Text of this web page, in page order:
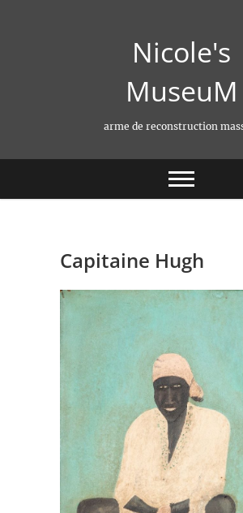
Nicole's
MuseuM
arme de reconstruction
Capitaine Hugh